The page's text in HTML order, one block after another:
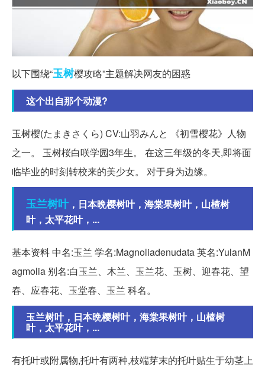
以下围绕“玉树樱攻略”主题解决网友的困惑
这个出自那个动漫?
玉树樱(たまきさくら) CV:山羽みんと 《初雪樱花》人物
之一。 玉树桜白咲学园3年生。 在这三年级的冬天,即将面
临毕业的时刻转校来的美少女。 对于身为边缘。
玉兰树叶 ，日本晩樱树叶，海棠果树叶，山楂树
叶，太平花叶，...
基本资料 中名:玉兰 学名:Magnoliadenudata 英名:YulanM
agmolia 别名:白玉兰、木兰、玉兰花、玉树、迎春花、望
春、应春花、玉堂春、玉兰 科名。
玉兰树叶，日本晩樱树叶，海棠果树叶，山楂树
叶，太平花叶，...
有托叶或附属物,托叶有两种,枝端芽末的托叶贴生于幼茎上